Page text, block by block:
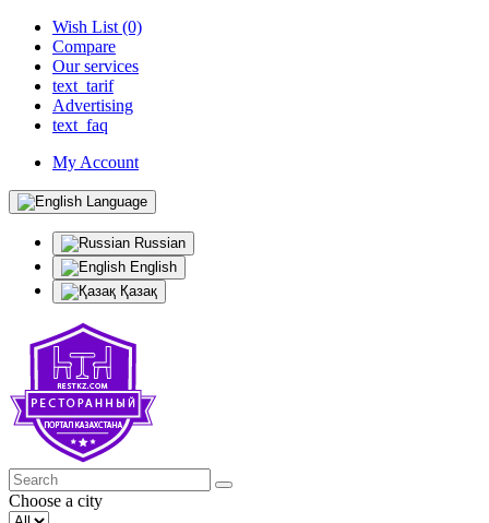
Wish List (0)
Compare
Our services
text_tarif
Advertising
text_faq
My Account
Language
Russian
English
Қазақ
Choose a city